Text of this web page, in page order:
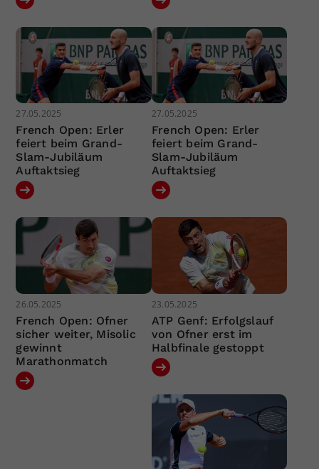
27.05.2025
French Open: Erler
feiert beim Grand-
Slam-Jubiläum
Auftaktsieg
27.05.2025
French Open: Erler
feiert beim Grand-
Slam-Jubiläum
Auftaktsieg
26.05.2025
French Open: Ofner
sicher weiter, Misolic
gewinnt
Marathonmatch
23.05.2025
ATP Genf: Erfolgslauf
von Ofner erst im
Halbfinale gestoppt